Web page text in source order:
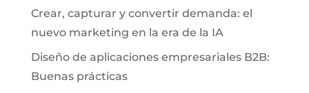
Crear, capturar y convertir demanda: el
nuevo marketing en la era de la IA
Diseño de aplicaciones empresariales B2B:
Buenas prácticas